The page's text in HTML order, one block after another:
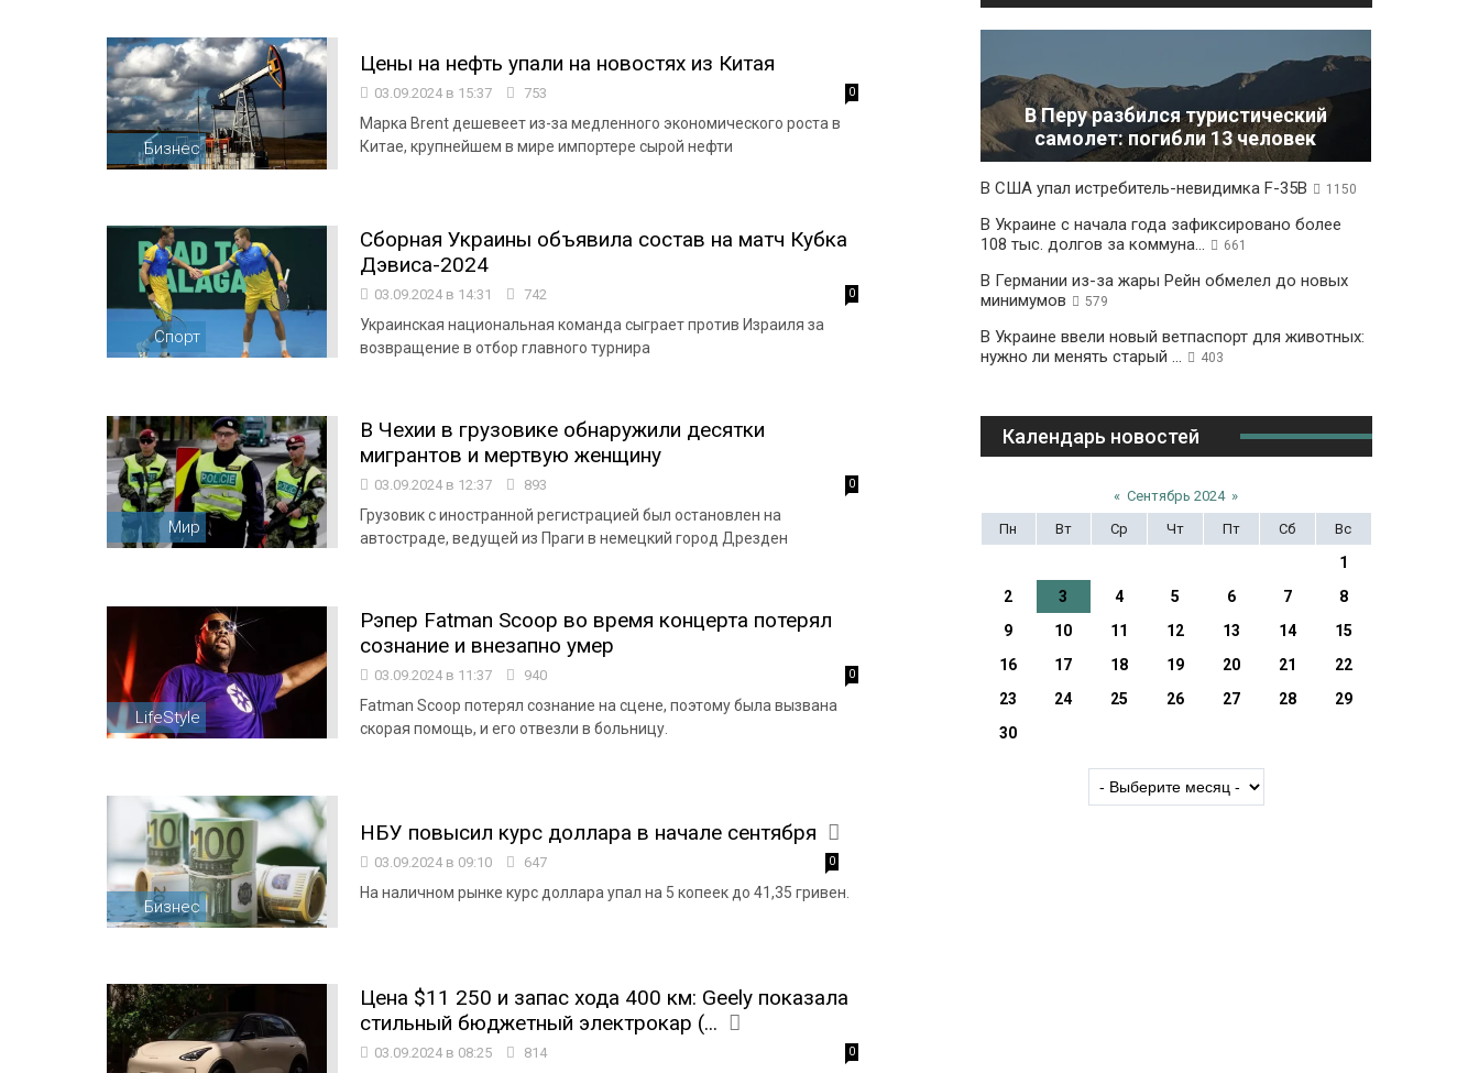
Бизнес
Цены на нефть упали на новостях из Китая
03.09.2024 в 15:37 753 0
Марка Brent дешевеет из-за медленного экономического роста в
Китае, крупнейшем в мире импортере сырой нефти
Спорт
Сборная Украины объявила состав на матч Кубка
Дэвиса-2024
03.09.2024 в 14:31 742 0
Украинская национальная команда сыграет против Израиля за
возвращение в отбор главного турнира
Мир
В Чехии в грузовике обнаружили десятки
мигрантов и мертвую женщину
03.09.2024 в 12:37 893 0
Грузовик с иностранной регистрацией был остановлен на
автостраде, ведущей из Праги в немецкий город Дрезден
LifeStyle
Рэпер Fatman Scoop во время концерта потерял
сознание и внезапно умер
03.09.2024 в 11:37 940 0
Fatman Scoop потерял сознание на сцене, поэтому была вызвана
скорая помощь, и его отвезли в больницу.
Бизнес
НБУ повысил курс доллара в начале сентября
03.09.2024 в 09:10 647 0
На наличном рынке курс доллара упал на 5 копеек до 41,35 гривен.
Цена $11 250 и запас хода 400 км: Geely показала
стильный бюджетный электрокар (...
03.09.2024 в 08:25 814 0
В Перу разбился туристический
самолет: погибли 13 человек
В США упал истребитель-невидимка F-35B 1150
В Украине с начала года зафиксировано более
108 тыс. долгов за коммуна...
661
В Германии из-за жары Рейн обмелел до новых
минимумов
579
В Украине ввели новый ветпаспорт для животных:
нужно ли менять старый ...
403
Календарь новостей
« Сентябрь 2024 »
Пн
Вт Ср Чт Пт Сб Вс
1
2
3 4 5 6 7
8
9
10 11 12 13 14
15
16
17 18 19 20 21
22
23
24 25 26 27 28
29
30